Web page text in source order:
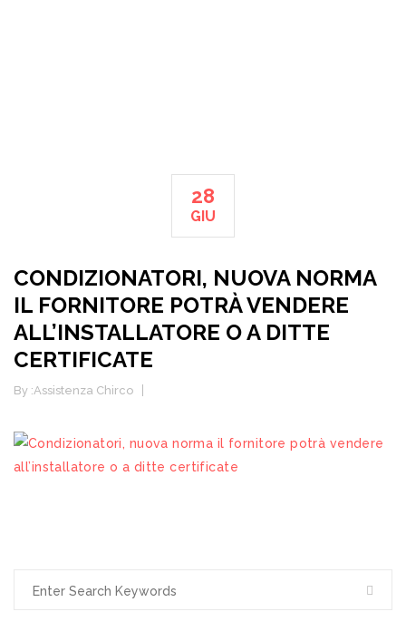
28
GIU
CONDIZIONATORI, NUOVA NORMA
IL FORNITORE POTRÀ VENDERE
ALL’INSTALLATORE O A DITTE
CERTIFICATE
By :Assistenza Chirco